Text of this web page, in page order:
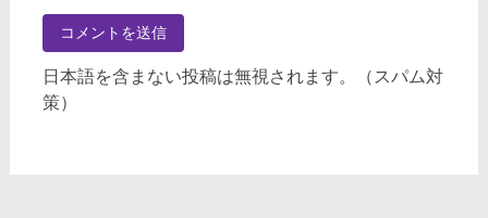
日本語を含まない投稿は無視されます。（スパム対
策）